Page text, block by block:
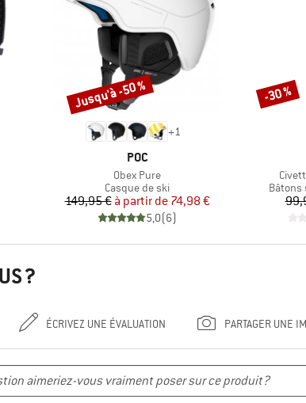
+1
MARQUE
POC
Article
Obex Pure
Product group
Casque de ski
Prix
149,95 € Prix réduit
à partir de 74,98 €
5,0(6)
Remise
Jusqu'à -50 %
Bâtons
Remise
-30 %
?
ÉCRIVEZ UNE ÉVALUATION PARTAGER UNE